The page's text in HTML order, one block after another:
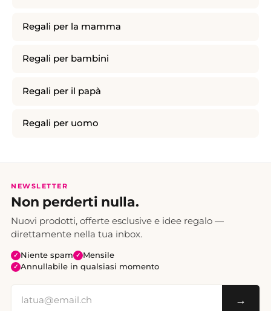
Regali per la mamma
Regali per bambini
Regali per il papà
Regali per uomo
NEWSLETTER
Non perderti nulla.
Nuovi prodotti, offerte esclusive e idee regalo —
direttamente nella tua inbox.
✓ Niente spam ✓ Mensile
✓ Annullabile in qualsiasi momento
→